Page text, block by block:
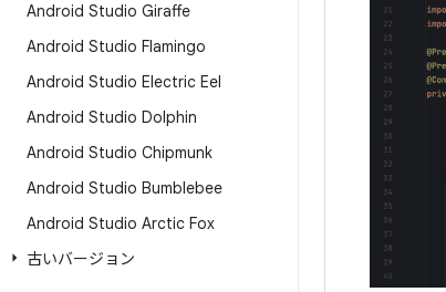
Android Studio Giraffe
Android Studio Flamingo
Android Studio Electric Eel
Android Studio Dolphin
Android Studio Chipmunk
Android Studio Bumblebee
Android Studio Arctic Fox
古いバージョン